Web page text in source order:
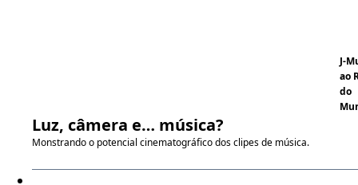
J-
ao
do
Luz, câmera e… música?
Monstrando o potencial cinematográfico dos clipes de música.